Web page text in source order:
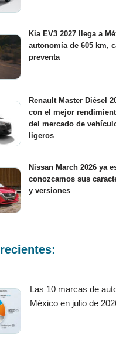
Kia EV3 2027 llega a
autonomía de 605 km,
preventa
Renault Master Diésel
con el mejor
del mercado de
ligeros
Nissan March 2026 ya
conozcamos sus
y versiones
Las 10 marcas de
México en julio de